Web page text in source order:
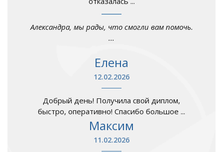
Александра, мы рады, что смогли вам помочь.
...
Елена
12.02.2026
Добрый день! Получила свой диплом,
быстро, оперативно! Спасибо большое ...
Максим
11.02.2026